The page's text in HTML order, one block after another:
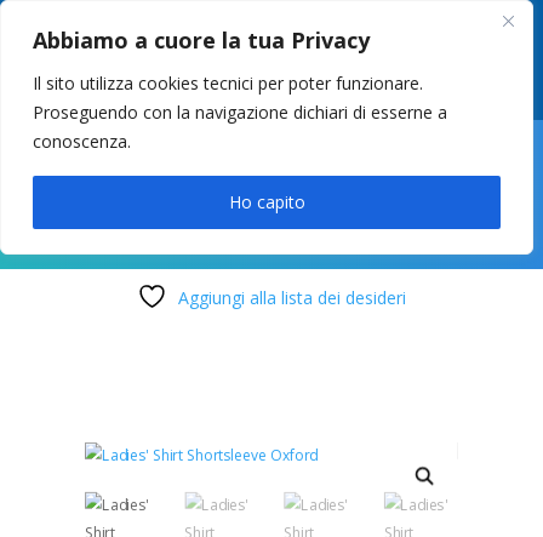
Abbiamo a cuore la tua Privacy
Il sito utilizza cookies tecnici per poter funzionare.
Proseguendo con la navigazione dichiari di esserne a
conoscenza.
Ho capito
049 8627946 –info@cstosetto.it
LUN-VEN 9-12 / 14:30-17
Aggiungi alla lista dei desideri